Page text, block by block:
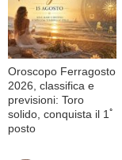
Oroscopo Ferragosto
2026, classifica e
previsioni: Toro
solido, conquista il 1ﾟ
posto